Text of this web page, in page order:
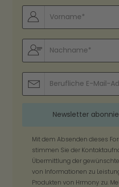
Mit dem Absenden dieses
stimmen Sie der
Übermittlung der
von Informationen zu
Produkten von Hrmony zu.